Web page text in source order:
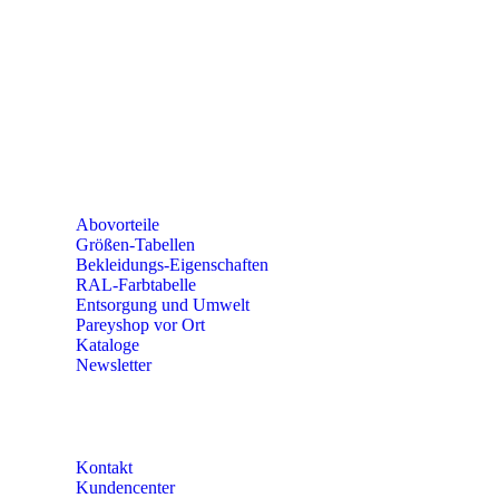
Abovorteile
Größen-Tabellen
Bekleidungs-Eigenschaften
RAL-Farbtabelle
Entsorgung und Umwelt
Pareyshop vor Ort
Kataloge
Newsletter
Kontakt
Kundencenter